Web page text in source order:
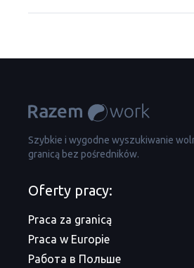
Szybkie i wygodne wyszukiwanie
granicą bez pośredników.
Oferty pracy:
Praca za granicą
Praca w Europie
Работа в Польше